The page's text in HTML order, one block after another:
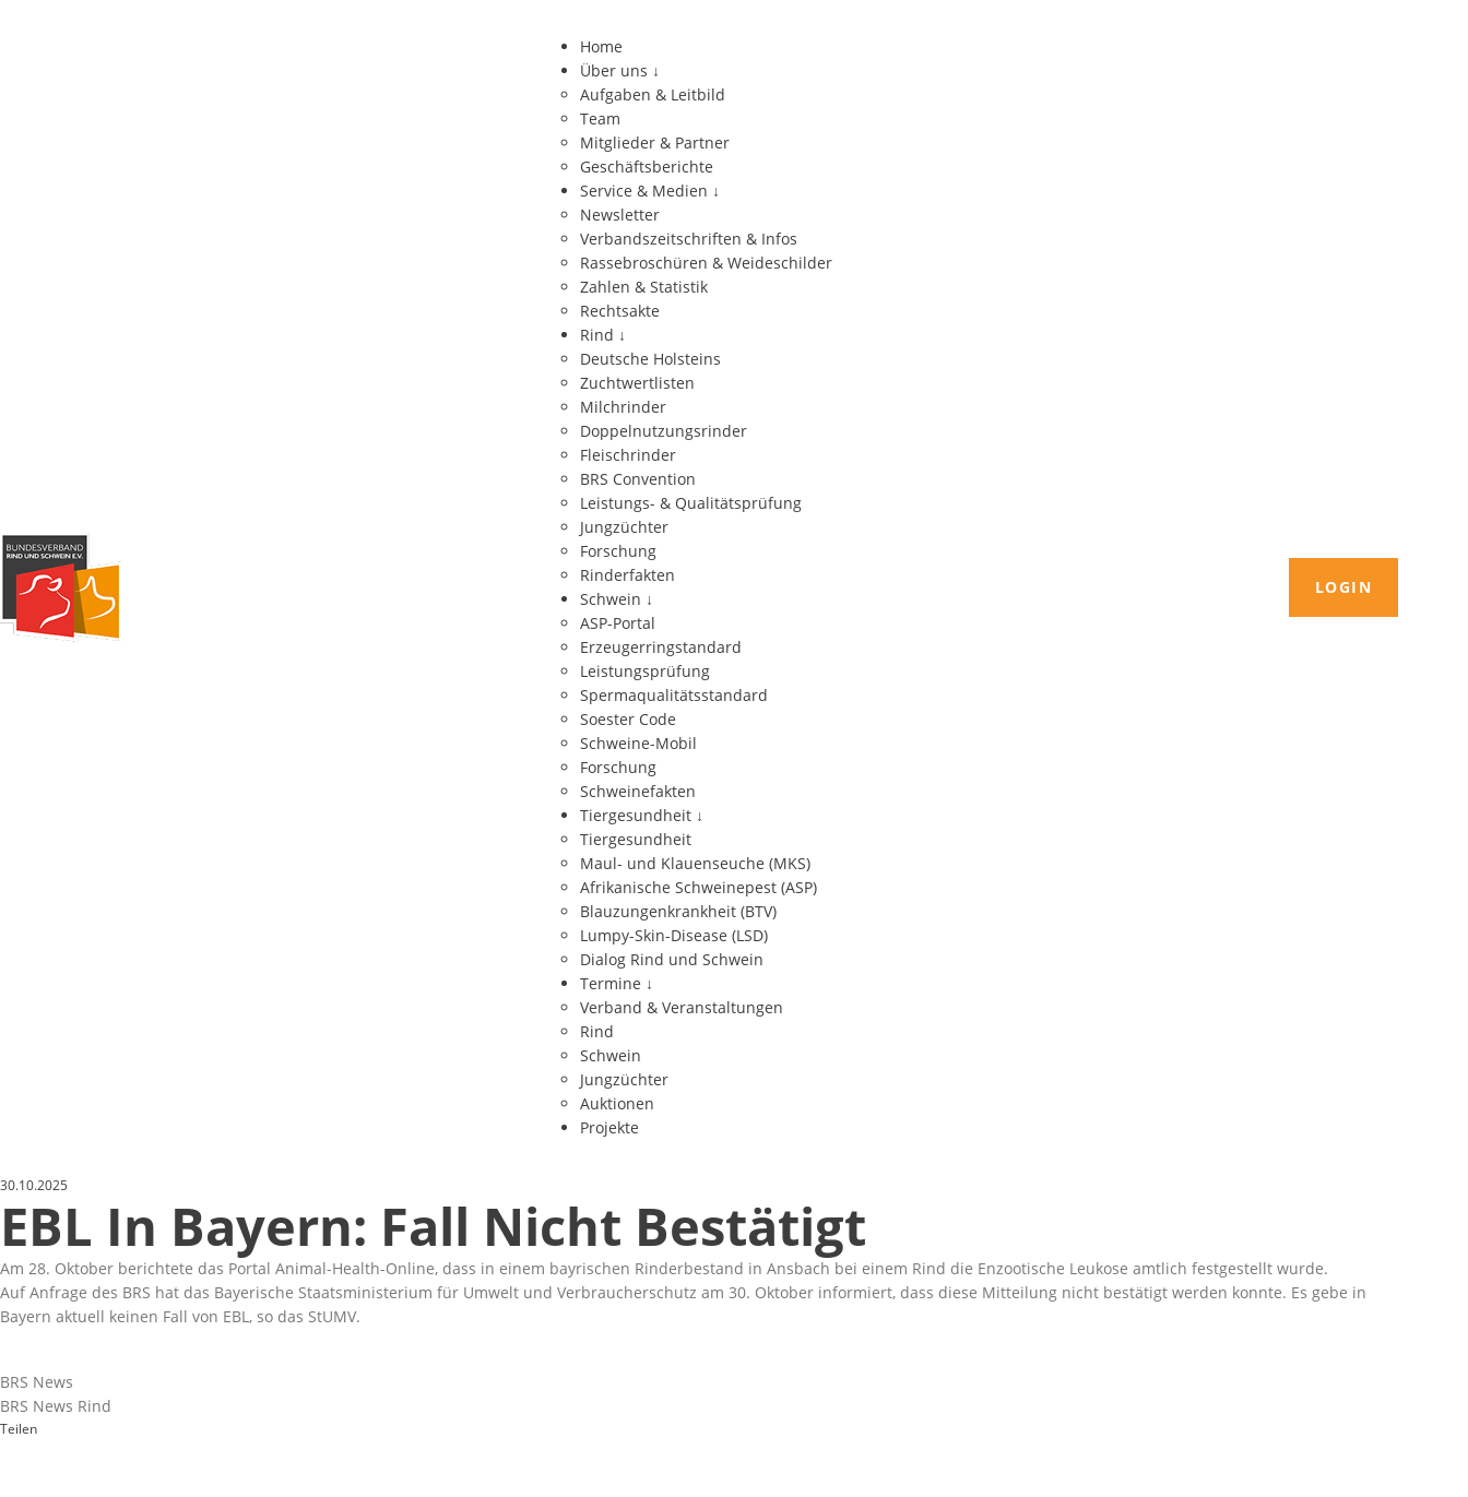
Home
Über uns ↓
Aufgaben & Leitbild
Team
Mitglieder & Partner
Geschäftsberichte
Service & Medien ↓
Newsletter
Verbandszeitschriften & Infos
Rassebroschüren & Weideschilder
Zahlen & Statistik
Rechtsakte
Rind ↓
Deutsche Holsteins
Zuchtwertlisten
Milchrinder
Doppelnutzungsrinder
Fleischrinder
BRS Convention
Leistungs- & Qualitätsprüfung
Jungzüchter
Forschung
Rinderfakten
Schwein ↓
ASP-Portal
Erzeugerringstandard
Leistungsprüfung
Spermaqualitätsstandard
Soester Code
Schweine-Mobil
Forschung
Schweinefakten
Tiergesundheit ↓
Tiergesundheit
Maul- und Klauenseuche (MKS)
Afrikanische Schweinepest (ASP)
Blauzungenkrankheit (BTV)
Lumpy-Skin-Disease (LSD)
Dialog Rind und Schwein
Termine ↓
Verband & Veranstaltungen
Rind
Schwein
Jungzüchter
Auktionen
Projekte
LOGIN
30.10.2025
EBL In Bayern: Fall Nicht Bestätigt
Am 28. Oktober berichtete das Portal Animal-Health-Online, dass in einem bayrischen Rinderbestand in Ansbach bei einem Rind die Enzootische Leukose amtlich festgestellt wurde.
Auf Anfrage des BRS hat das Bayerische Staatsministerium für Umwelt und Verbraucherschutz am 30. Oktober informiert, dass diese Mitteilung nicht bestätigt werden konnte. Es gebe in
Bayern aktuell keinen Fall von EBL, so das StUMV.
BRS News
BRS News Rind
Teilen